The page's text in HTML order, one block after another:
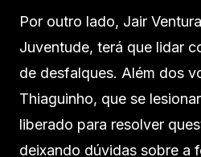
Por outro lado, Jair
Juventude, terá que lidar
de desfalques. Além dos
Thiaguinho, que se
liberado para resolver
deixando dúvidas sobre a